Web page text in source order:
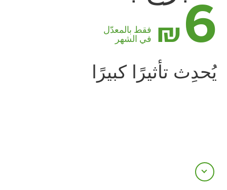
6
₪
فقط بالمعدّل
في الشهر
يُحدِث تأثيرًا كبيرًا